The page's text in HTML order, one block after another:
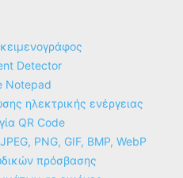
Detector
Notepad
ηλεκτρικής ενέργειας
QR Code
PNG, GIF, BMP, WebP
πρόσβασης